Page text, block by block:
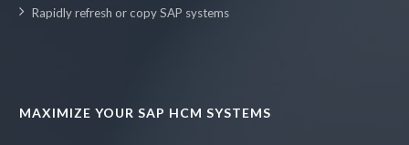
Rapidly refresh or copy SAP systems
MAXIMIZE YOUR SAP HCM SYSTEMS